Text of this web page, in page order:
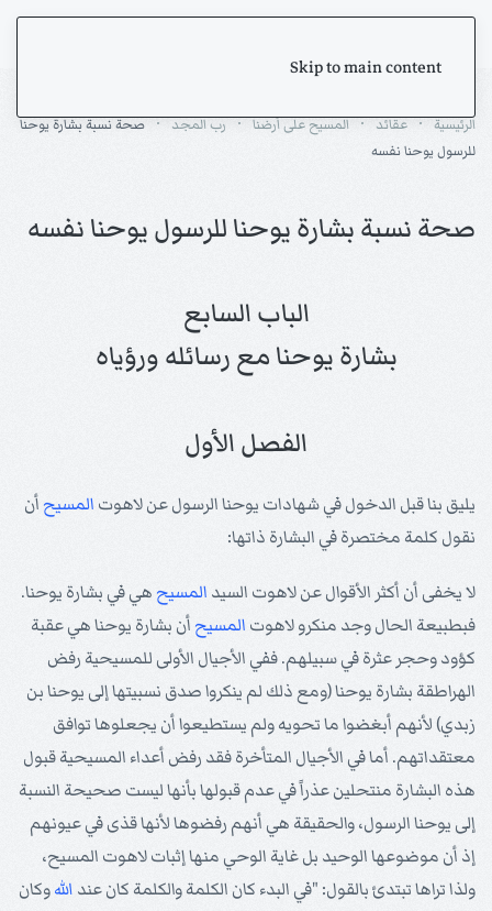
Skip to main content
الرئيسية عقائد المسيح على أرضنا رب المجد
صحة نسبة بشارة يوحنا
للرسول يوحنا نفسه
صحة نسبة بشارة يوحنا للرسول يوحنا نفسه
الباب السابع
بشارة يوحنا مع رسائله ورؤياه
الفصل الأول
يليق بنا قبل الدخول في شهادات يوحنا الرسول عن لاهوت المسيحأن
نقول كلمة مختصرة في البشارة ذاتها:
لا يخفى أن أكثر الأقوال عن لاهوت السيد المسيح هي في بشارة يوحنا.
فبطبيعة الحال وجد منكرو لاهوت المسيح أن بشارة يوحنا هي عقبة
كؤود وحجر عثرة في سبيلهم. ففي الأجيال الأولى للمسيحية رفض
الهراطقة بشارة يوحنا (ومع ذلك لم ينكروا صدق نسبيتها إلى يوحنا بن
زبدي) لأنهم أبغضوا ما تحويه ولم يستطيعوا أن يجعلوها توافق
معتقداتهم. أما في الأجيال المتأخرة فقد رفض أعداء المسيحية قبول
هذه البشارة منتحلين عذراً في عدم قبولها بأنها ليست صحيحة النسبة
إلى يوحنا الرسول، والحقيقة هي أنهم رفضوها لأنها قذى في عيونهم
إذ أن موضوعها الوحيد بل غاية الوحي منها إثبات لاهوت المسيح،
ولذا تراها تبتدئ بالقول: "في البدء كان الكلمة والكلمة كان عند اللهوكان